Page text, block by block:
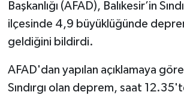
Başkanlığı (AFAD), Balıkesir’in
ilçesinde 4,9 büyüklüğünde
geldiğini bildirdi.
AFAD'dan yapılan açıklamaya
Sındırgı olan deprem, saat